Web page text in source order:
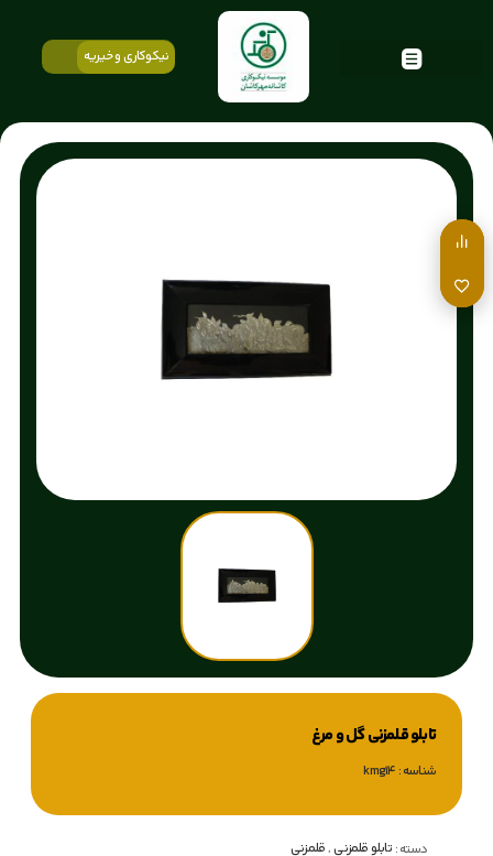
نیکوکاری و خیریه
تابلو قلمزنی گل و مرغ
شناسه : kmg14
دسته : تابلو قلمزنی,قلمزنی